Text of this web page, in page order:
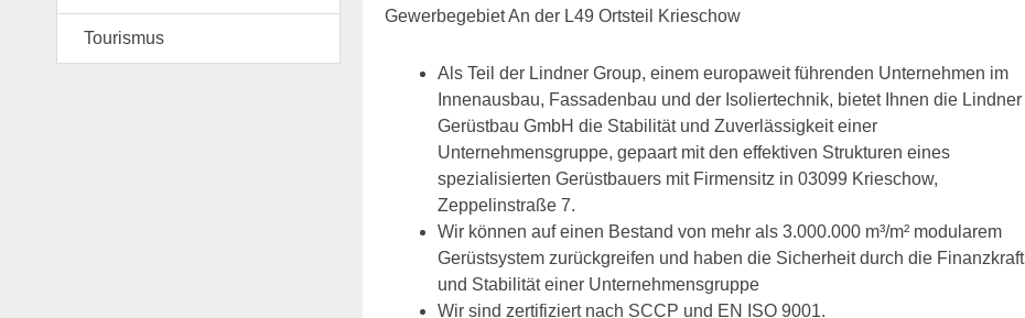
Tourismus
Gewerbegebiet An der L49 Ortsteil Krieschow
Als Teil der Lindner Group, einem europaweit führenden Unternehmen im
Innenausbau, Fassadenbau und der Isoliertechnik, bietet Ihnen die Lindner
Gerüstbau GmbH die Stabilität und Zuverlässigkeit einer
Unternehmensgruppe, gepaart mit den effektiven Strukturen eines
spezialisierten Gerüstbauers mit Firmensitz in 03099 Krieschow,
Zeppelinstraße 7.
Wir können auf einen Bestand von mehr als 3.000.000 m³/m² modularem
Gerüstsystem zurückgreifen und haben die Sicherheit durch die Finanzkraft
und Stabilität einer Unternehmensgruppe
Wir sind zertifiziert nach SCCP und EN ISO 9001.